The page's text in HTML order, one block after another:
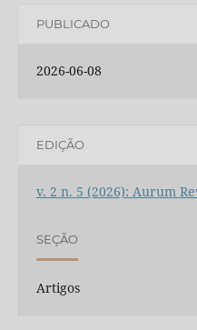
PUBLICADO
2026-06-08
EDIÇÃO
v. 2 n. 5 (2026): Aurum
SEÇÃO
Artigos